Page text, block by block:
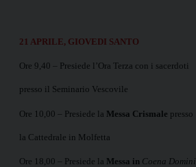
21 APRILE, GIOVEDI SANTO
Ore 9,40 – Presiede l’Ora Terza con i sacerdoti
presso il Seminario Vescovile
Ore 10,00 – Presiede la Messa Crismale presso
la Cattedrale in Molfetta
Ore 18,00 – Presiede la Messa in Coena Domini